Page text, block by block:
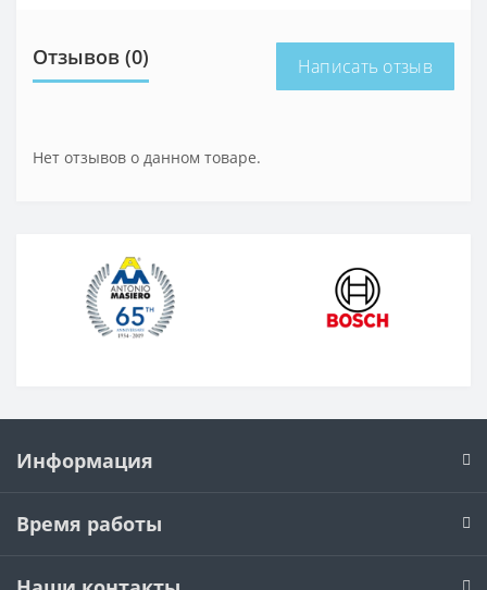
Отзывов (0) Написать отзыв
Нет отзывов о данном товаре.
Информация
Время работы